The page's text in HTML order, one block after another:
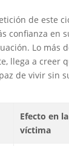
de este
confianza en
Lo más
llega a creer
de vivir sin
Efecto en la
víctima